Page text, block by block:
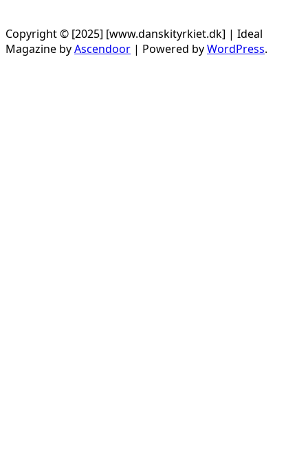
Copyright © [2025] [www.danskityrkiet.dk] | Ideal
Magazine byAscendoor | Powered byWordPress.